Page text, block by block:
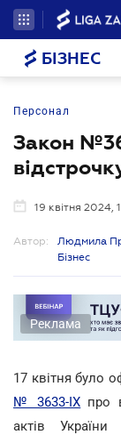
БІЗНЕС
Персонал
Закон
19 квітня 2024,
Автор:
Людмила
Бізнес
Реклама
17 квітня було
№ 3633-IX про
актів